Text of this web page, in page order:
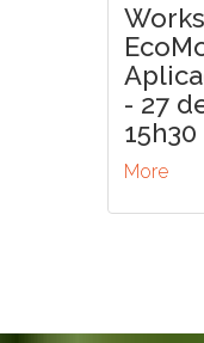
- 27
15h30
More